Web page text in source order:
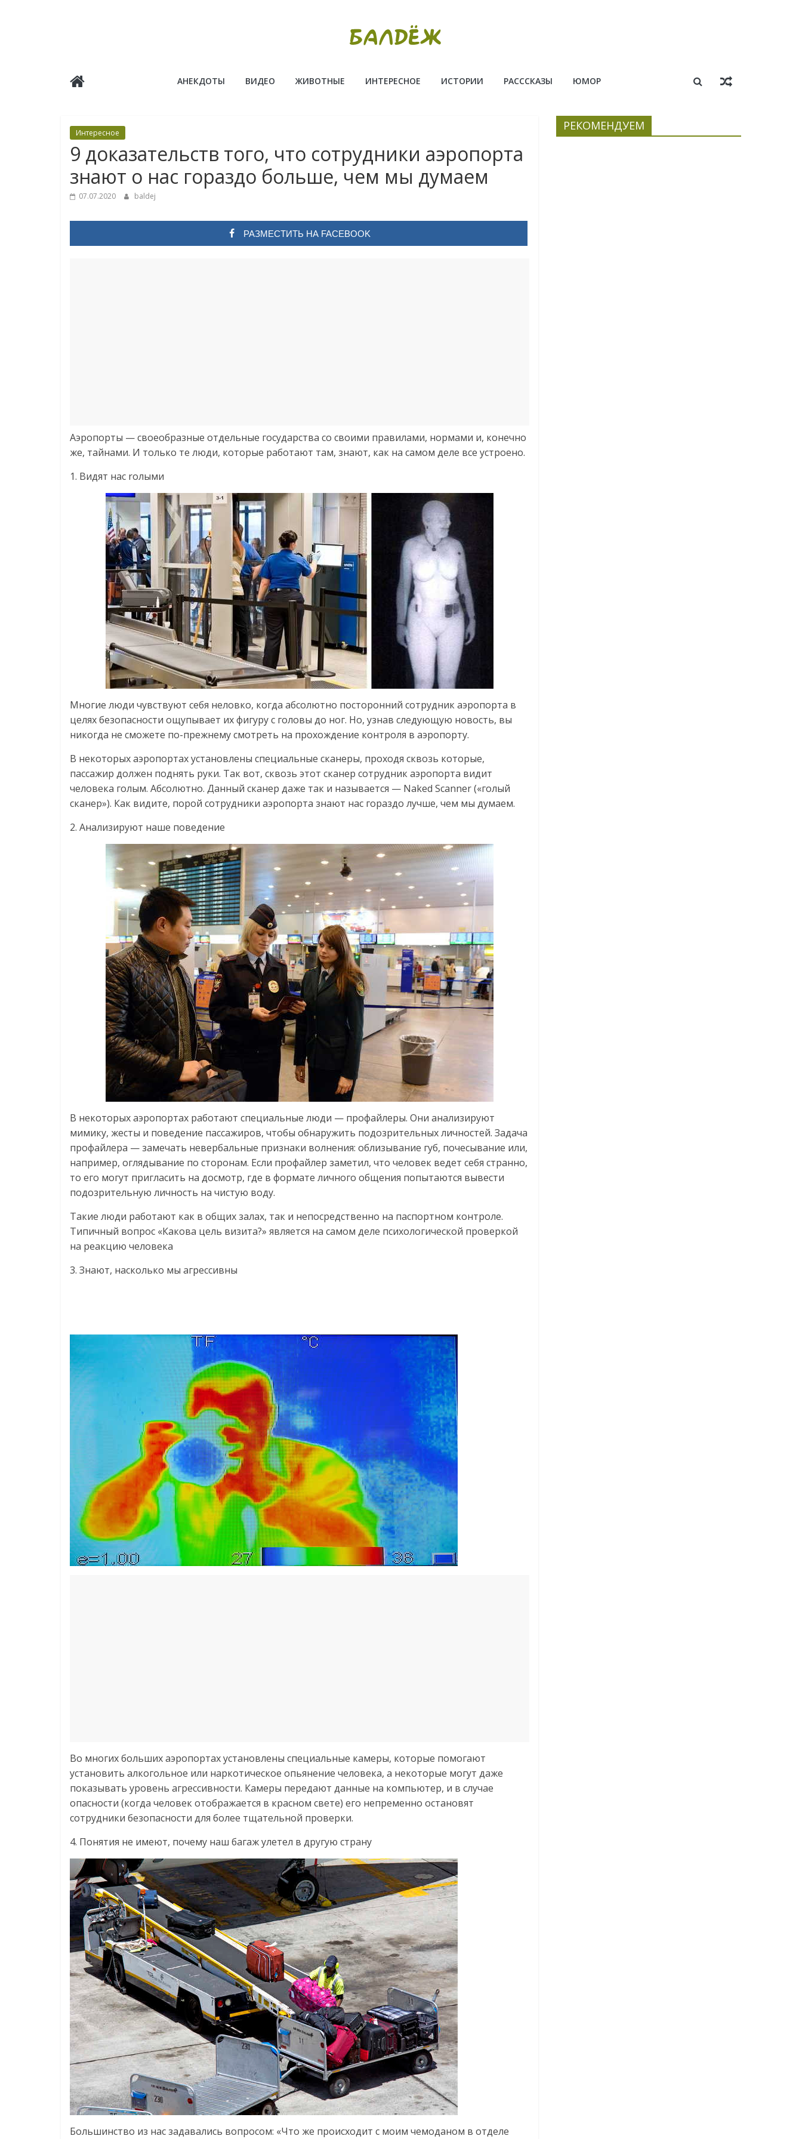
Балдёж АНЕКДОТЫ ВИДЕО ЖИВОТНЫЕ ИНТЕРЕСНОЕ ИСТОРИИ РАСССКАЗЫ ЮМОР
Интересное
9 доказательств того, что сотрудники аэропорта
знают о нас гораздо больше, чем мы думаем
07.07.2020 baldej
РАЗМЕСТИТЬ НА FACEBOOK
Аэропорты — своеобразные отдельные государства со своими правилами, нормами и, конечно
же, тайнами. И только те люди, которые работают там, знают, как на самом деле все устроено.
1. Видят нас rолыми
Многие люди чувствуют себя неловко, когда абсолютно посторонний сотрудник аэропорта в
целях безопасности ощупывает их фигуру с головы до ног. Но, узнав следующую новость, вы
никогда не сможете по-прежнему смотреть на прохождение контроля в аэропорту.
В некоторых аэропортах установлены специальные сканеры, проходя сквозь которые,
пассажир должен поднять руки. Так вот, сквозь этот сканер сотрудник аэропорта видит
человека голым. Абсолютно. Данный сканер даже так и называется — Naked Scanner («голый
сканер»). Как видите, порой сотрудники аэропорта знают нас гораздо лучше, чем мы думаем.
2. Анализируют наше поведение
В некоторых аэропортах работают специальные люди — профайлеры. Они анализируют
мимику, жесты и поведение пассажиров, чтобы обнаружить подозрительных личностей. Задача
профайлера — замечать невербальные признаки волнения: облизывание губ, почесывание или,
например, оглядывание по сторонам. Если профайлер заметил, что человек ведет себя странно,
то его могут пригласить на досмотр, где в формате личного общения попытаются вывести
подозрительную личность на чистую воду.
Такие люди работают как в общих залах, так и непосредственно на паспортном контроле.
Типичный вопрос «Какова цель визита?» является на самом деле психологической проверкой
на реакцию человека
3. Знают, насколько мы агрессивны
Во многих больших аэропортах установлены специальные камеры, которые помогают
установить алкогольное или наркотическое опьянение человека, а некоторые могут даже
показывать уровень агрессивности. Камеры передают данные на компьютер, и в случае
опасности (когда человек отображается в красном свете) его непременно остановят
сотрудники безопасности для более тщательной проверки.
4. Понятия не имеют, почему наш багаж улетел в другую страну
Большинство из нас задавались вопросом: «Что же происходит с моим чемоданом в отделе
РЕКОМЕНДУЕМ